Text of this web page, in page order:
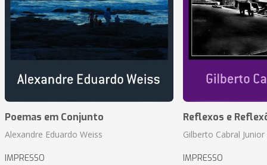
Poemas em Conjunto
Alexandre Eduardo Weiss
IMPRESSO
Reflexos e
Gilberto Cabral Junior
IMPRESSO